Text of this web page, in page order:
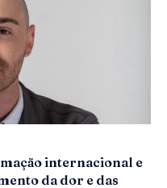
internacional e
da dor e das